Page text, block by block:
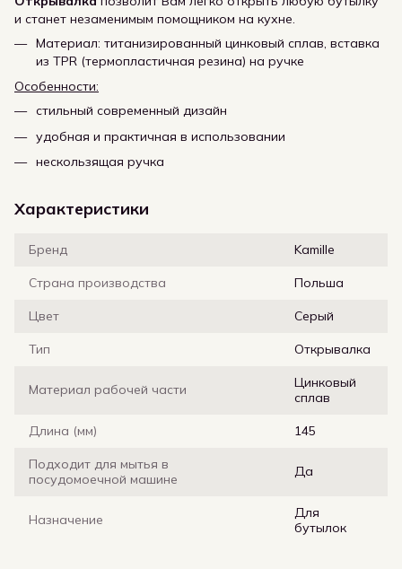
и станет незаменимым помощником на кухне.
Материал: титанизированный цинковый сплав, вставка
из TPR (термопластичная резина) на ручке
Особенности:
стильный современный дизайн
удобная и практичная в использовании
нескользящая ручка
Характеристики
Бренд Kamille
Страна производства Польша
Цвет Серый
Тип Открывалка
Материал рабочей части
Цинковый
сплав
Длина (мм) 145
Подходит для мытья в
посудомоечной машине
Да
Назначение
Для
бутылок